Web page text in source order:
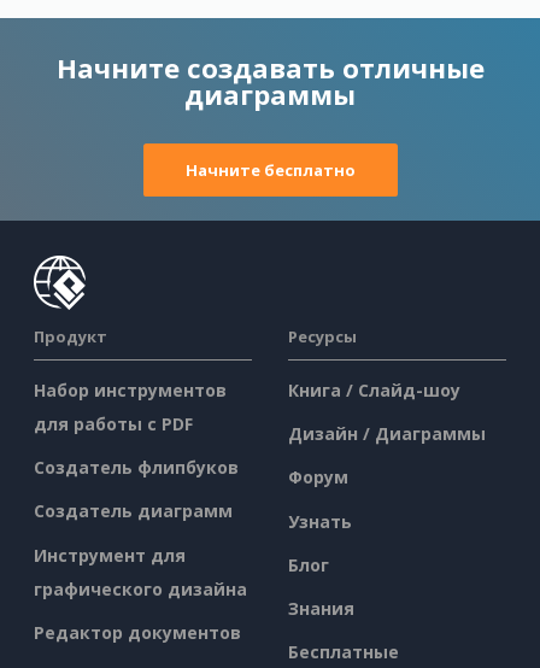
Начните создавать отличные
диаграммы
Начните бесплатно
Продукт
Набор инструментов
для работы с PDF
Создатель флипбуков
Создатель диаграмм
Инструмент для
графического дизайна
Редактор документов
Ресурсы
Книга / Слайд-шоу
Дизайн / Диаграммы
Форум
Узнать
Блог
Знания
Бесплатные